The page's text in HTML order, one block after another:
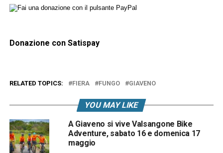
Donazione con Satispay
RELATED TOPICS: FIERA FUNGO GIAVENO
YOU MAY LIKE
A Giaveno si vive Valsangone Bike
Adventure, sabato 16 e domenica 17
maggio